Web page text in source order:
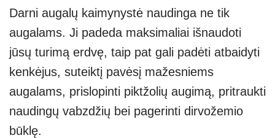
Darni augalų kaimynystė naudinga ne tik
augalams. Ji padeda maksimaliai išnaudoti
jūsų turimą erdvę, taip pat gali padėti atbaidyti
kenkėjus, suteiktį pavėsį mažesniems
augalams, prislopinti piktžolių augimą, pritraukti
naudingų vabzdžių bei pagerinti dirvožemio
būklę.